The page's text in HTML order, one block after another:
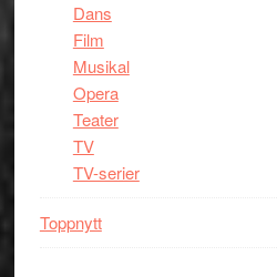
Dans
Film
Musikal
Opera
Teater
TV
TV-serier
Toppnytt